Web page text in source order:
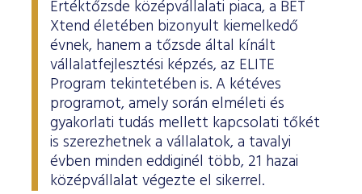
Értéktőzsde középvállalati piaca, a BÉT
Xtend életében bizonyult kiemelkedő
évnek, hanem a tőzsde által kínált
vállalatfejlesztési képzés, az ELITE
Program tekintetében is. A kétéves
programot, amely során elméleti és
gyakorlati tudás mellett kapcsolati tőkét
is szerezhetnek a vállalatok, a tavalyi
évben minden eddiginél több, 21 hazai
középvállalat végezte el sikerrel.